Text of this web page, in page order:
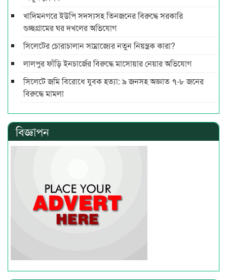
খাদিমনগরে ইউপি সদস্যসহ তিনজনের বিরুদ্ধে সরকারি
গুচ্ছগ্রামের ঘর দখলের অভিযোগ
সিলেটের চোরাচালান সাম্রাজ্যের নতুন নিয়ন্ত্রক কারা?
লালপুর ফাঁড়ি ইনচার্জের বিরুদ্ধে মাসোয়ার নেয়ার অভিযোগ
সিলেটে জমি বিরোধে যুবক হত্যা: ৯ জনসহ অজ্ঞাত ৭-৮ জনের
বিরুদ্ধে মামলা
বিজ্ঞাপন